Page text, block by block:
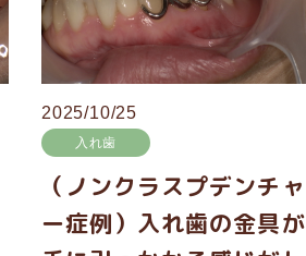
2025/10/25
入れ歯
（ノンクラスプデンチャ
ー症例）入れ歯の金具が